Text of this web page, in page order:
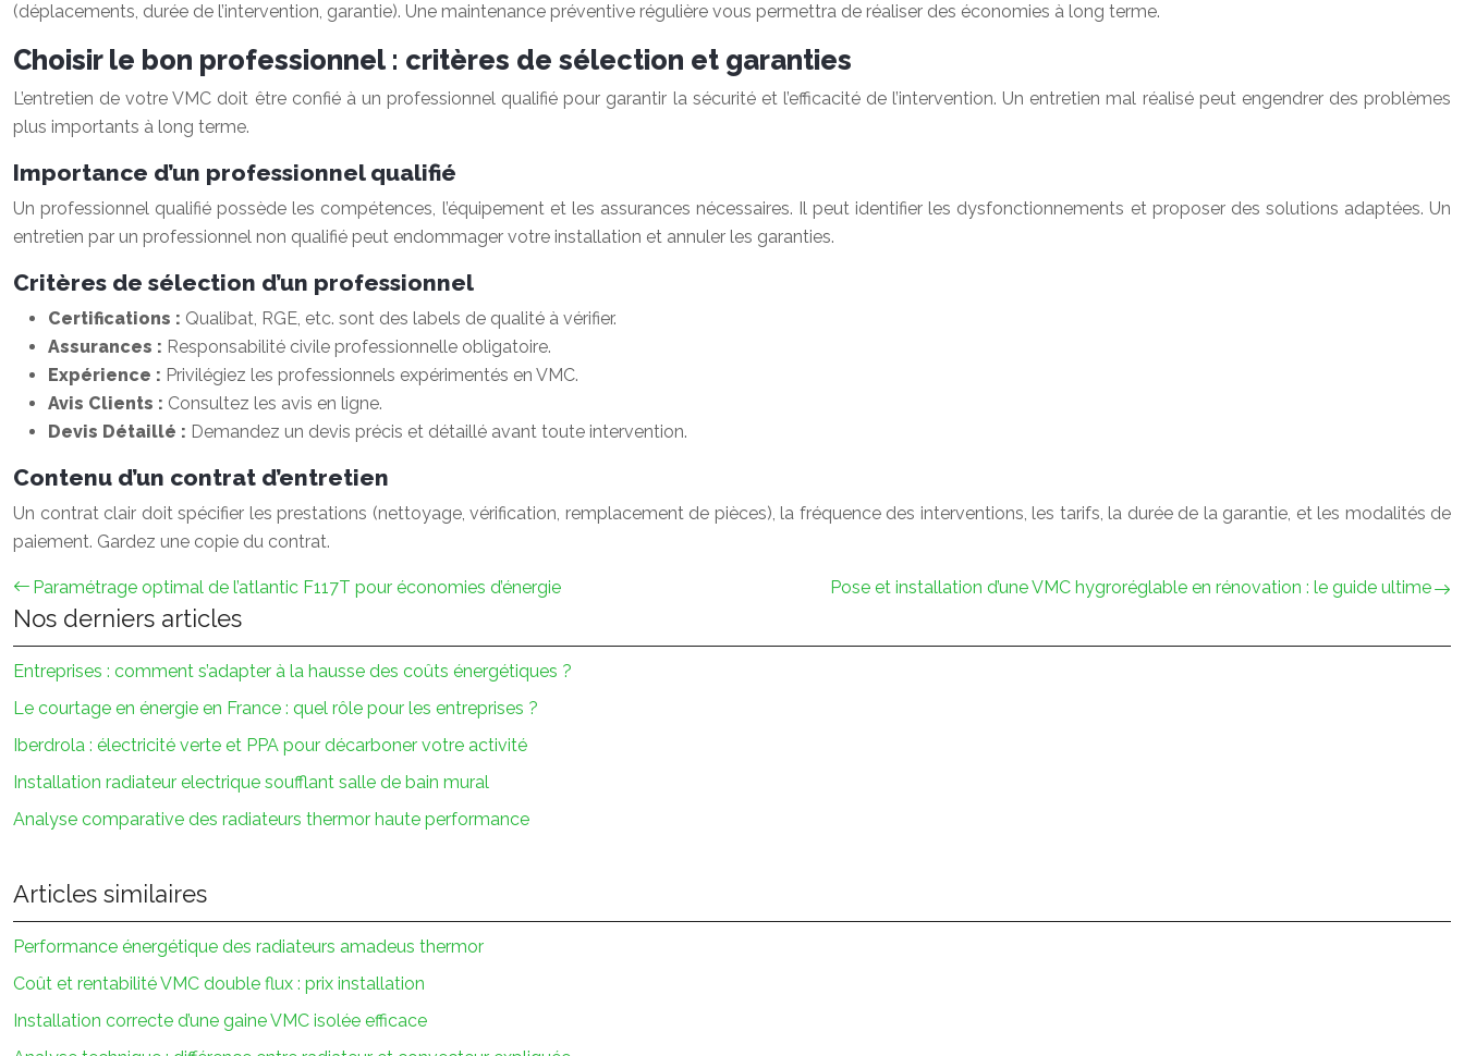
(déplacements, durée de l’intervention, garantie). Une maintenance préventive régulière vous permettra de réaliser des économies à long terme.
Choisir le bon professionnel : critères de sélection et garanties
L’entretien de votre VMC doit être confié à un professionnel qualifié pour garantir la sécurité et l’efficacité de l’intervention. Un entretien mal réalisé peut engendrer des problèmes
plus importants à long terme.
Importance d’un professionnel qualifié
Un professionnel qualifié possède les compétences, l’équipement et les assurances nécessaires. Il peut identifier les dysfonctionnements et proposer des solutions adaptées. Un
entretien par un professionnel non qualifié peut endommager votre installation et annuler les garanties.
Critères de sélection d’un professionnel
Certifications : Qualibat, RGE, etc. sont des labels de qualité à vérifier.
Assurances : Responsabilité civile professionnelle obligatoire.
Expérience : Privilégiez les professionnels expérimentés en VMC.
Avis Clients : Consultez les avis en ligne.
Devis Détaillé : Demandez un devis précis et détaillé avant toute intervention.
Contenu d’un contrat d’entretien
Un contrat clair doit spécifier les prestations (nettoyage, vérification, remplacement de pièces), la fréquence des interventions, les tarifs, la durée de la garantie, et les modalités de
paiement. Gardez une copie du contrat.
Paramétrage optimal de l’atlantic F117T pour économies d’énergie Pose et installation d’une VMC hygroréglable en rénovation : le guide ultime
Nos derniers articles
Entreprises : comment s’adapter à la hausse des coûts énergétiques ?
Le courtage en énergie en France : quel rôle pour les entreprises ?
Iberdrola : électricité verte et PPA pour décarboner votre activité
Installation radiateur electrique soufflant salle de bain mural
Analyse comparative des radiateurs thermor haute performance
Articles similaires
Performance énergétique des radiateurs amadeus thermor
Coût et rentabilité VMC double flux : prix installation
Installation correcte d’une gaine VMC isolée efficace